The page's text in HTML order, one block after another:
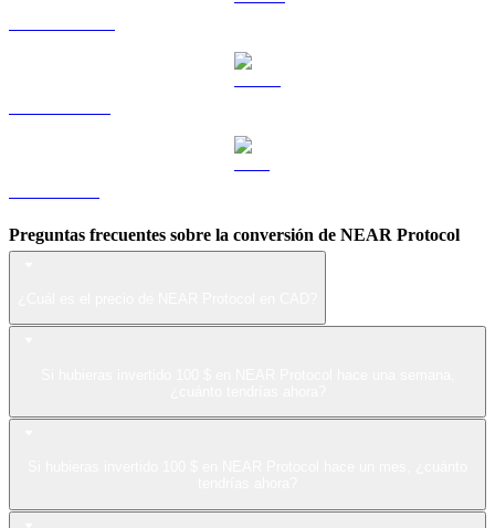
Preguntas frecuentes sobre la conversión de NEAR Protocol